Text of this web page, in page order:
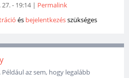
- 19:14| Permalink
és bejelentkezésszükséges
az sem, hogy legalább